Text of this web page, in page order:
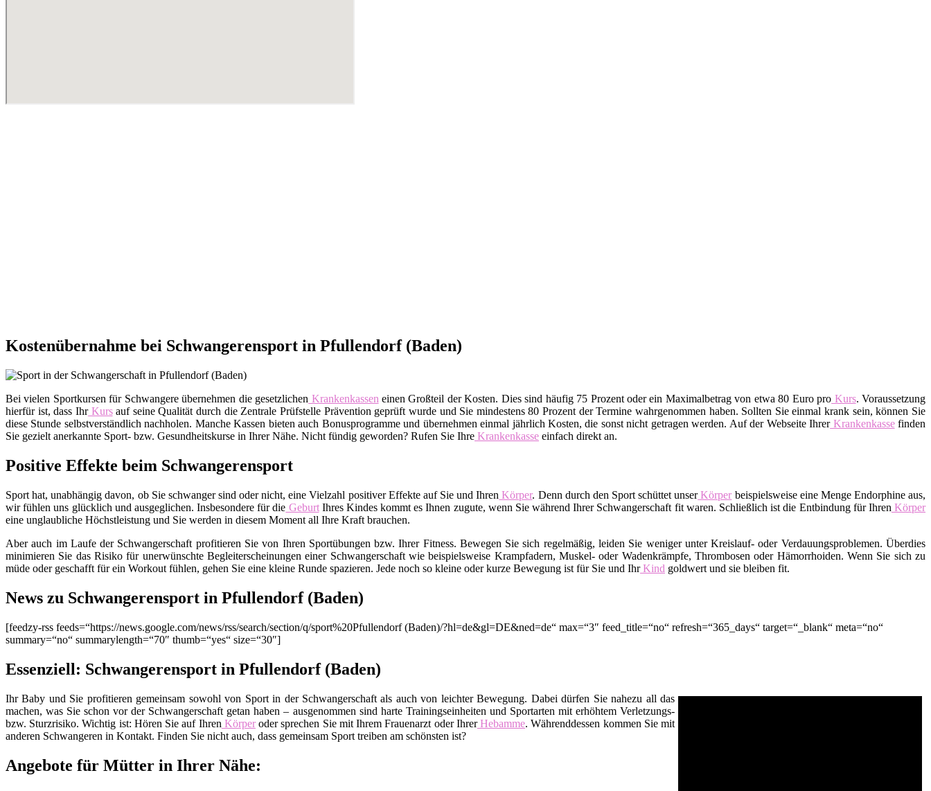
Kostenübernahme bei Schwangerensport in Pfullendorf (Baden)
Bei vielen Sportkursen für Schwangere übernehmen die gesetzlichen Krankenkassen einen Großteil der Kosten. Dies sind häufig 75 Prozent oder ein Maximalbetrag von etwa 80 Euro pro Kurs. Voraussetzung
hierfür ist, dass IhrKursauf seine Qualität durch die Zentrale Prüfstelle Prävention geprüft wurde und Sie mindestens 80 Prozent der Termine wahrgenommen haben. Sollten Sie einmal krank sein, können Sie
diese Stunde selbstverständlich nachholen. Manche Kassen bieten auch Bonusprogramme und übernehmen einmal jährlich Kosten, die sonst nicht getragen werden. Auf der Webseite IhrerKrankenkassefinden
Sie gezielt anerkannte Sport- bzw. Gesundheitskurse in Ihrer Nähe. Nicht fündig geworden? Rufen Sie Ihre Krankenkasse einfach direkt an.
Positive Effekte beim Schwangerensport
Sport hat, unabhängig davon, ob Sie schwanger sind oder nicht, eine Vielzahl positiver Effekte auf Sie und Ihren Körper. Denn durch den Sport schüttet unserKörperbeispielsweise eine Menge Endorphine aus,
wir fühlen uns glücklich und ausgeglichen. Insbesondere für die GeburtIhres Kindes kommt es Ihnen zugute, wenn Sie während Ihrer Schwangerschaft fit waren. Schließlich ist die Entbindung für Ihren Körper
eine unglaubliche Höchstleistung und Sie werden in diesem Moment all Ihre Kraft brauchen.
Aber auch im Laufe der Schwangerschaft profitieren Sie von Ihren Sportübungen bzw. Ihrer Fitness. Bewegen Sie sich regelmäßig, leiden Sie weniger unter Kreislauf- oder Verdauungsproblemen. Überdies
minimieren Sie das Risiko für unerwünschte Begleiterscheinungen einer Schwangerschaft wie beispielsweise Krampfadern, Muskel- oder Wadenkrämpfe, Thrombosen oder Hämorrhoiden. Wenn Sie sich zu
müde oder geschafft für ein Workout fühlen, gehen Sie eine kleine Runde spazieren. Jede noch so kleine oder kurze Bewegung ist für Sie und IhrKind goldwert und sie bleiben fit.
News zu Schwangerensport in Pfullendorf (Baden)
[feedzy-rss feeds=“https://news.google.com/news/rss/search/section/q/sport%20Pfullendorf (Baden)/?hl=de&gl=DE&ned=de“ max=“3″ feed_title=“no“ refresh=“365_days“ target=“_blank“ meta=“no“
summary=“no“ summarylength=“70″ thumb=“yes“ size=“30″]
Essenziell: Schwangerensport in Pfullendorf (Baden)
Ihr Baby und Sie profitieren gemeinsam sowohl von Sport in der Schwangerschaft als auch von leichter Bewegung. Dabei dürfen Sie nahezu all das
machen, was Sie schon vor der Schwangerschaft getan haben – ausgenommen sind harte Trainingseinheiten und Sportarten mit erhöhtem Verletzungs-
bzw. Sturzrisiko. Wichtig ist: Hören Sie auf Ihren Körperoder sprechen Sie mit Ihrem Frauenarzt oder IhrerHebamme. Währenddessen kommen Sie mit
anderen Schwangeren in Kontakt. Finden Sie nicht auch, dass gemeinsam Sport treiben am schönsten ist?
Angebote für Mütter in Ihrer Nähe: